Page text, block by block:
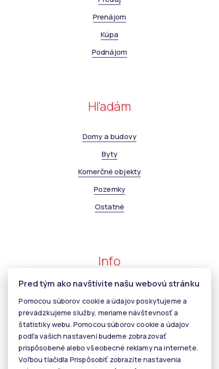
Prenájom
Kúpa
Podnájom
Hľadám
Domy a budovy
Byty
Komerčné objekty
Pozemky
Ostatné
Info
Napíšte nám
Kontakt
Kariéra
Tiper
Pred tým ako navštívite našu webovú stránku
Pomocou súborov cookie a údajov poskytujeme a
prevádzkujeme služby, meriame návštevnosť a
štatistiky webu. Pomocou súborov cookie a údajov
podľa vašich nastavení budeme zobrazovať
prispôsobené alebo všeobecné reklamy na internete.
Voľbou tlačidla Prispôsobiť zobrazíte nastavenia